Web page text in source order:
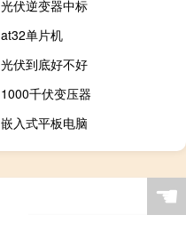
光伏逆变器中标
at32单片机
光伏到底好不好
1000千伏变压器
嵌入式平板电脑
☚